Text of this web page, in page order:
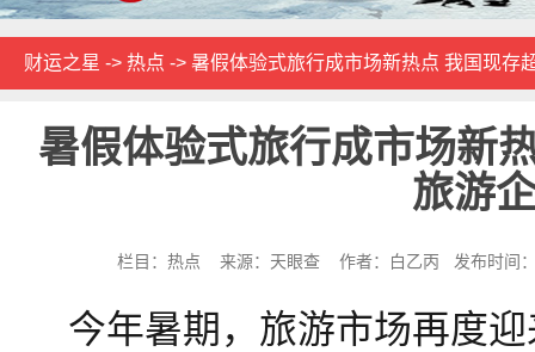
财运之星 -> 热点 -> 暑假体验式旅行成市场新热点 我国现存
暑假体验式旅行成市场新
旅游
栏目：热点 来源：天眼查 作者：白乙丙 发布时间
今年暑期，旅游市场再度